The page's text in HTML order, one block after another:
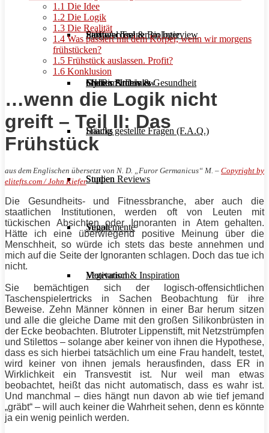
Stoffwechsel & Biologie
Frauen Fitness & Gesundheit
Häufig gestellte Fragen (F.A.Q.)
Studien Reviews
Supplemente
Motivation & Inspiration
Salate
Shakes & Drinks
Snacks
Suppen
Vegan
Vegetarisch
Personal Trainer im Interview
Gym im Interview
Early Access
MHRx Archiv
1.1 Die Idee
1.2 Die Logik
1.3 Die Realität
1.4 Was passiert mit dem Körper, wenn wir morgens
frühstücken?
1.5 Frühstück auslassen. Profit?
1.6 Konklusion
…wenn die Logik nicht
greift – Teil II: Das
Frühstück
aus dem Englischen übersetzt von N. D. „Furor Germanicus“ M. – Copyright by
elitefts.com / John Kiefer
Die Gesundheits- und Fitnessbranche, aber auch die
staatlichen Institutionen, werden oft von Leuten mit
tückischen Absichten oder Ignoranten in Atem gehalten.
Hätte ich eine überwiegend positive Meinung über die
Menschheit, so würde ich stets das beste annehmen und
mich auf die Seite der Ignoranten schlagen. Doch das tue ich
nicht.
Sie bemächtigen sich der logisch-offensichtlichen
Taschenspielertricks in Sachen Beobachtung für ihre
Beweise. Zehn Männer können in einer Bar herum sitzen
und alle die gleiche Dame mit den großen Silikonbrüsten in
der Ecke beobachten. Blutroter Lippenstift, mit Netzstrümpfen
und Stilettos – solange aber keiner von ihnen die Hypothese,
dass es sich hierbei tatsächlich um eine Frau handelt, testet,
wird keiner von ihnen jemals herausfinden, dass ER in
Wirklichkeit ein Transvestit ist. Nur weil man etwas
beobachtet, heißt das nicht automatisch, dass es wahr ist.
Und manchmal – dies hängt nun davon ab wie tief jemand
„gräbt“ – will auch keiner die Wahrheit sehen, denn es könnte
ja ein wenig peinlich werden.